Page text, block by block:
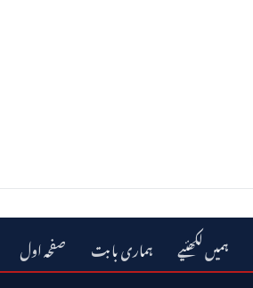
صفحہ اول ہماری بابت ہمیں لکھئیے